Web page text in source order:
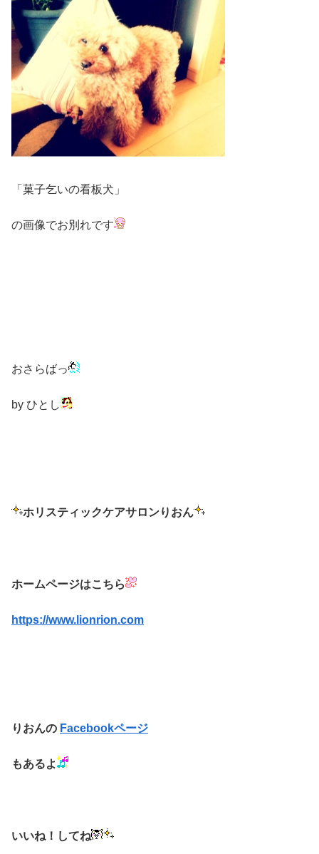
「菓子乞いの看板犬」
の画像でお別れです
おさらばっ
by ひとし
ホリスティックケアサロンりおん
ホームページはこちら
https://www.lionrion.com
りおんの Facebookページ
もあるよ
いいね！してね